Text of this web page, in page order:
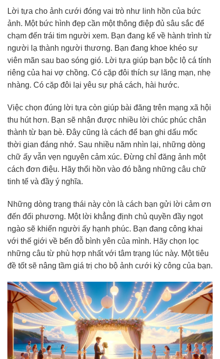
Lời tựa cho ảnh cưới đóng vai trò như linh hồn của bức
ảnh. Một bức hình đẹp cần một thông điệp đủ sâu sắc để
chạm đến trái tim người xem. Bạn đang kể về hành trình từ
người lạ thành người thương. Bạn đang khoe khéo sự
viên mãn sau bao sóng gió. Lời tựa giúp bạn bộc lộ cá tính
riêng của hai vợ chồng. Có cặp đôi thích sự lãng mạn, nhẹ
nhàng. Có cặp đôi lại yêu sự phá cách, hài hước.
Việc chọn đúng lời tựa còn giúp bài đăng trên mạng xã hội
thu hút hơn. Bạn sẽ nhận được nhiều lời chúc phúc chân
thành từ bạn bè. Đây cũng là cách để bạn ghi dấu mốc
thời gian đáng nhớ. Sau nhiều năm nhìn lại, những dòng
chữ ấy vẫn vẹn nguyên cảm xúc. Đừng chỉ đăng ảnh một
cách đơn điệu. Hãy thổi hồn vào đó bằng những câu chữ
tinh tế và đầy ý nghĩa.
Những dòng trạng thái này còn là cách bạn gửi lời cảm ơn
đến đối phương. Một lời khẳng định chủ quyền đầy ngọt
ngào sẽ khiến người ấy hạnh phúc. Bạn đang công khai
với thế giới về bến đỗ bình yên của mình. Hãy chọn lọc
những câu từ phù hợp nhất với tâm trạng lúc này. Một tiêu
đề tốt sẽ nâng tầm giá trị cho bộ ảnh cưới kỳ công của bạn.